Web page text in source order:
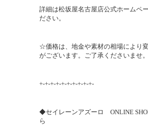
詳細は松坂屋名古屋店公式ホームペ
ださい。
☆価格は、地金や素材の相場により
がございます。ご了承くださいませ。
+-+-+-+-+-+-+-+-+-+-
◆セイレーンアズーロ ONLINE
ら